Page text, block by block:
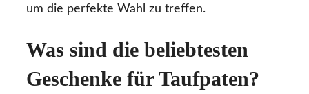
um die perfekte Wahl zu treffen.
Was sind die beliebtesten
Geschenke für Taufpaten?